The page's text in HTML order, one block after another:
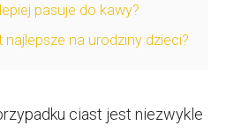
pasuje do kawy?
na urodziny dzieci?
ciast jest niezwykle